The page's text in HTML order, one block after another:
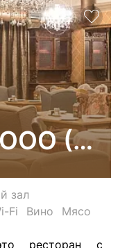
зал
Fi Вино
Мясо
ресторан с